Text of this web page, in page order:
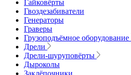
Гайковёрты
Гвоздезабиватели
Генераторы
Граверы
Грузоподъёмное оборудование
Дрели
Дрели-шуруповёрты
Дыроколы
Заклёпочники